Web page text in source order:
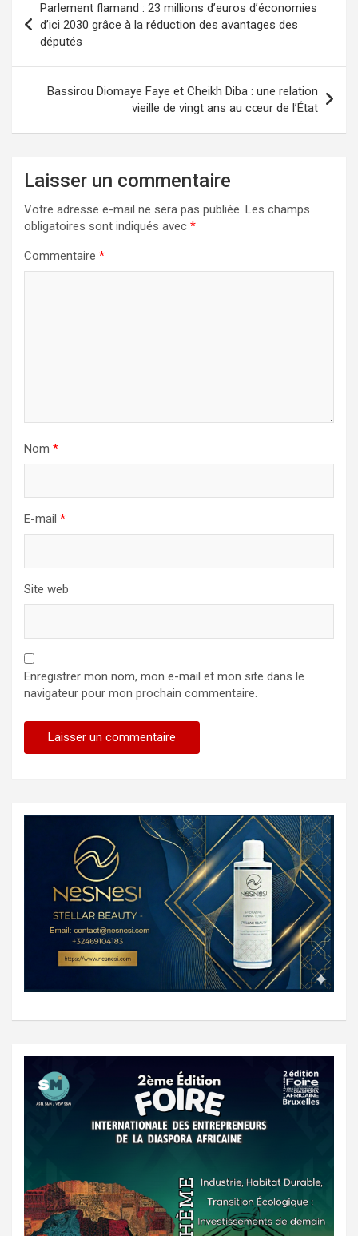
Parlement flamand : 23 millions d’euros d’économies
d’ici 2030 grâce à la réduction des avantages des
députés
Bassirou Diomaye Faye et Cheikh Diba : une relation
vieille de vingt ans au cœur de l’État
Laisser un commentaire
Votre adresse e-mail ne sera pas publiée. Les champs
obligatoires sont indiqués avec *
Commentaire *
Nom *
E-mail *
Site web
Enregistrer mon nom, mon e-mail et mon site dans le
navigateur pour mon prochain commentaire.